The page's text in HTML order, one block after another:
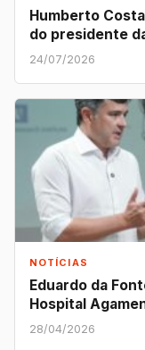
Humberto
do presidente
24/07/2026
NOTÍCIAS
Eduardo da
Hospital
28/04/2026